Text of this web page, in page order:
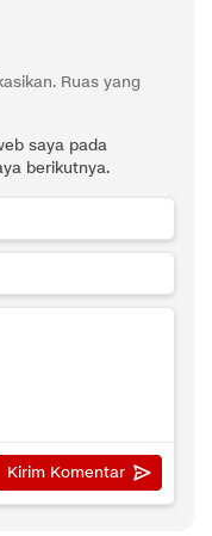
Ruas yang
saya pada
berikutnya.